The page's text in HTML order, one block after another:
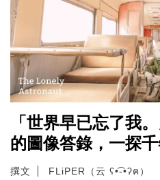
「世界早已忘了我
的圖像答錄，一探
撰文 FLiPER（云 ʕ•͡-•ʔฅ）